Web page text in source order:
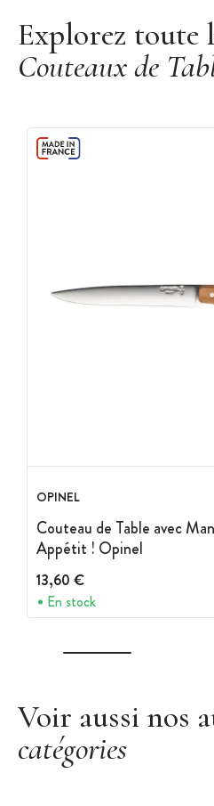
Explorez toute
Couteaux de
OPINEL
Couteau de Table avec
Appétit ! Opinel
13,60 €
En stock
Voir aussi nos
catégories